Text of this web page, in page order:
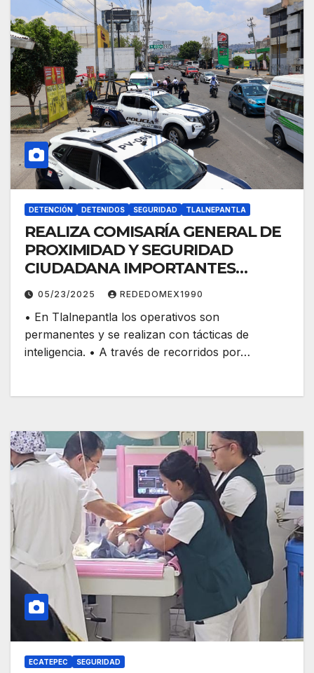
DETENCIÓN DETENIDOS SEGURIDAD TLALNEPANTLA
REALIZA COMISARÍA GENERAL DE
PROXIMIDAD Y SEGURIDAD
CIUDADANA IMPORTANTES
ACCIONES EN PRO DE LA PAZ EN
TLALNEPANTLA
05/23/2025 REDEDOMEX1990
• En Tlalnepantla los operativos son
permanentes y se realizan con tácticas de
inteligencia. • A través de recorridos por…
ECATEPEC SEGURIDAD